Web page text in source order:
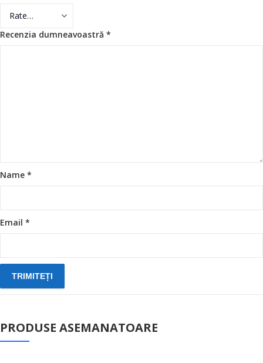
Recenzia dumneavoastră *
Name *
Email *
PRODUSE ASEMANATOARE